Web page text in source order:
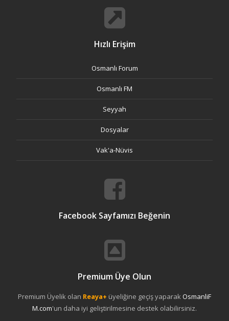
Hızlı Erişim
Osmanlı Forum
Osmanlı FM
Seyyah
Dosyalar
Vak'a-Nüvis
Facebook Sayfamızı Beğenin
Premium Üye Olun
Premium Üyelik olan Reaya+ üyeliğine geçiş yaparakOsmanliF
M.com'un daha iyi geliştirilmesine destek olabilirsiniz.